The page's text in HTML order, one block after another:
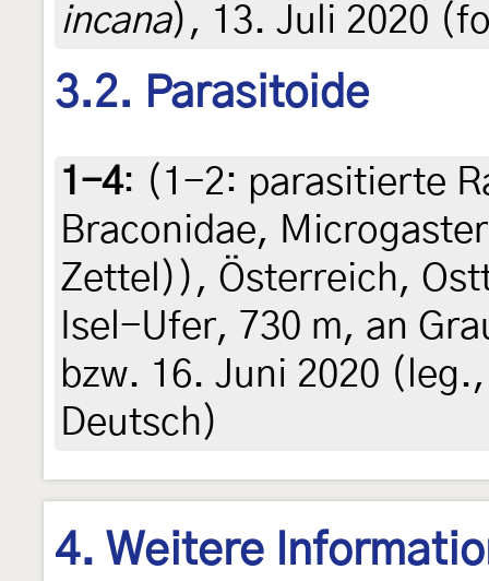
incana), 13. Juli 2020
3.2. Parasitoide
1-4: (1-2: parasitierte
Braconidae,
Zettel) ), Österreich,
Isel-Ufer, 730 m, an
bzw. 16. Juni 2020
Deutsch)
4. Weitere